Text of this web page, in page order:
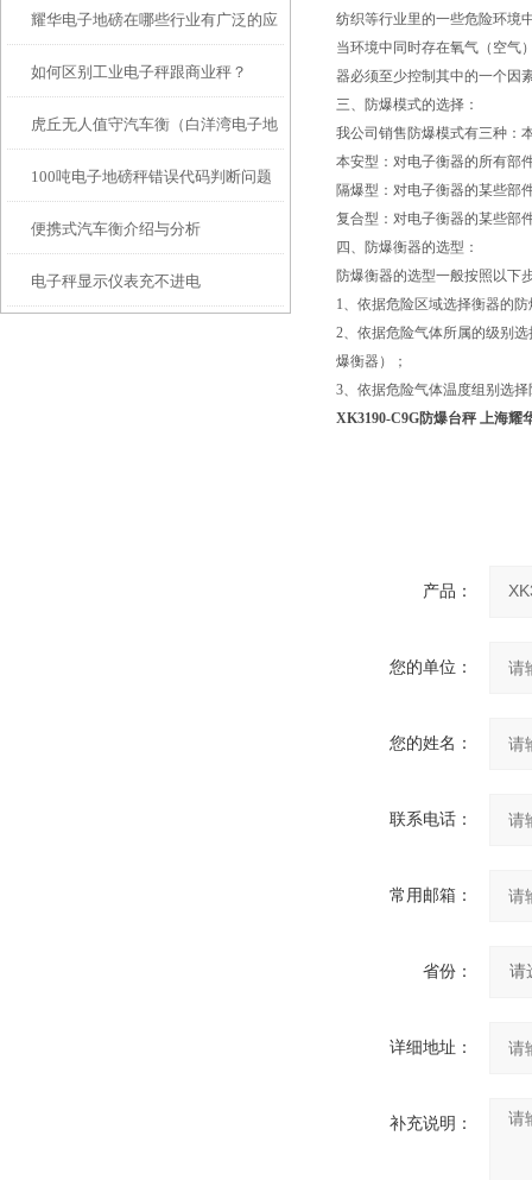
耀华电子地磅在哪些行业有广泛的应
用？
如何区别工业电子秤跟商业秤？
虎丘无人值守汽车衡（白洋湾电子地
磅）相城电子汽车衡维修
100吨电子地磅秤错误代码判断问题
大型地磅秤脚差如何修正
便携式汽车衡介绍与分析
电子秤显示仪表充不进电
纺织等行业里的一些危险环境
当环境中同时存在氧气（空气
器必须至少控制其中的一个因
三、防爆模式的选择：
我公司销售防爆模式有三种：
本安型：对电子衡器的所有部
隔爆型：对电子衡器的某些部
复合型：对电子衡器的某些部
四、防爆衡器的选型：
防爆衡器的选型一般按照以下
1、依据危险区域选择衡器的
2、依据危险气体所属的级别
爆衡器）；
3、依据危险气体温度组别选
XK3190-C9G防爆台秤 上海耀
产品：
您的单位：
您的姓名：
联系电话：
常用邮箱：
省份：
详细地址：
补充说明：